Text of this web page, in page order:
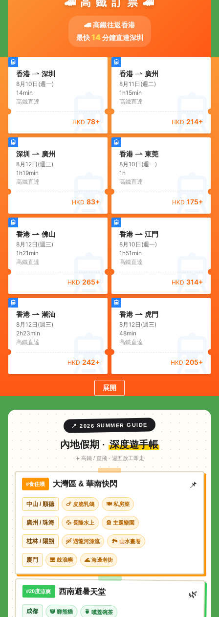
🚄 高鐵往返香港
最快14分鐘直達深圳
香港 深圳
8月10日(週一)
14min
高鐵直達
HKD 78+
香港 廣州
8月11日(週二)
1h15min
高鐵直達
HKD 214+
深圳 廣州
8月12日(週三)
1h19min
高鐵直達
HKD 83+
香港 東莞
8月10日(週一)
1h
高鐵直達
HKD 175+
香港 佛山
8月12日(週三)
1h21min
高鐵直達
HKD 265+
香港 江門
8月10日(週一)
1h51min
高鐵直達
HKD 314+
香港 潮汕
8月12日(週三)
2h23min
高鐵直達
HKD 242+
香港 虎門
8月12日(週三)
48min
高鐵直達
HKD 205+
展開
📍 2026 SUMMER GUIDE
內地假期 · 深度遊手帳
✈️ 高鐵 / 直飛 · 週五放工即走
#食住嘆 大灣區 & 華南快閃 📌
中山 / 順德 🍗 皮脆乳鴿 🍽 私房菜
廣州 / 珠海 💦 長隆水上 🎡 主題樂園
桂林 / 陽朔 🛶 遇龍河漂流 🏞 山水畫卷
廈門 🎹 鼓浪嶼 🌊 海邊老街
#20度涼爽 西南避暑天堂 🌿
成都 🐼 睇熊貓 🍵 嘆蓋碗茶